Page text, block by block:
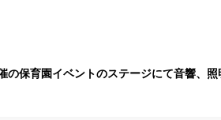
の保育園イベントのステージにて音響、